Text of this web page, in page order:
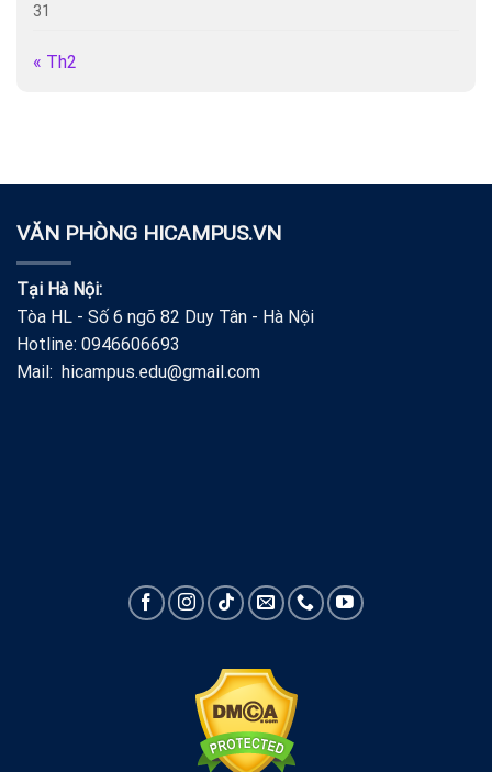
31
« Th2
VĂN PHÒNG HICAMPUS.VN
Tại Hà Nội:
Tòa HL - Số 6 ngõ 82 Duy Tân - Hà Nội
Hotline: 0946606693
Mail: hicampus.edu@gmail.com